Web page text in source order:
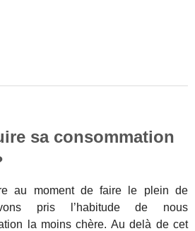
sa consommation
au moment de faire le plein de
pris l’habitude de nous
la moins chère. Au delà de cet